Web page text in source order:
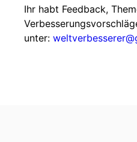
Ihr habt Feedback,
unter: